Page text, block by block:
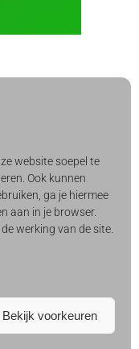
website soepel te
Ook kunnen
ga je hiermee
aan in je browser.
werking van de site.
Bekijk voorkeuren